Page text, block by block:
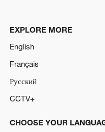
EXPLORE MORE
English
Français
Русский
CCTV+
CHOOSE YOUR